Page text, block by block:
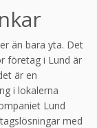
än bara yta. Det
företag i Lund är
är en
i lokalerna
Lund
med